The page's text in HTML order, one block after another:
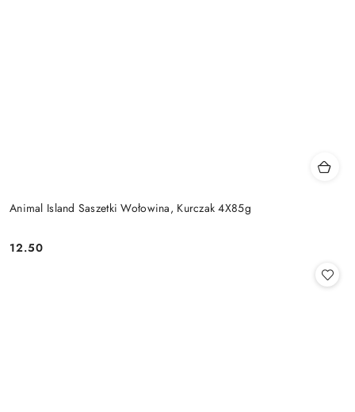
Animal Island Saszetki Wołowina, Kurczak 4X85g
Cena:
12.50